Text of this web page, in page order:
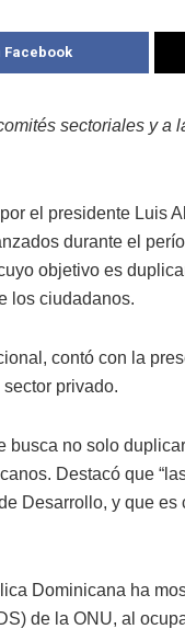
Facebook
sectoriales y a
el presidente Luis
durante el
objetivo es
los ciudadanos.
contó con la
privado.
busca no solo
Destacó que
Desarrollo, y que
Dominicana ha
de la ONU, al